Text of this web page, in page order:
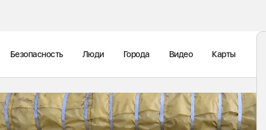
Безопасность Люди Города Видео Карты